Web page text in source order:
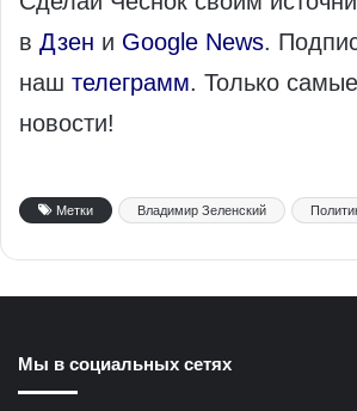
в Дзен и Google News.
наш телеграмм. Только
новости!
Метки Владимир Зеленский
Мы в социальных сетях